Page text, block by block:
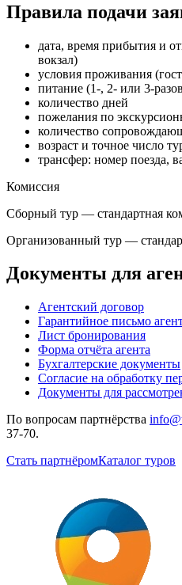
Правила подачи
дата, время прибытия и
вокзал)
условия проживания
питание (1-, 2- или 3-
количество дней
пожелания по
количество
возраст и точное число
трансфер: номер поезда,
Комиссия
Сборный тур — стандартная
Организованный тур —
Документы для
Агентский договор
Гарантийное письмо
Лист бронирования
Форма отчёта агента
Бухгалтерские документы
Согласие на обработку
Документы для
По вопросам партнёрства
37-70.
Стать партнёромКаталог туров